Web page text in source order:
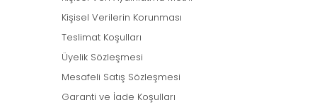
Kişisel Verilerin Korunması
Teslimat Koşulları
Üyelik Sözleşmesi
Mesafeli Satış Sözleşmesi
Garanti ve İade Koşulları